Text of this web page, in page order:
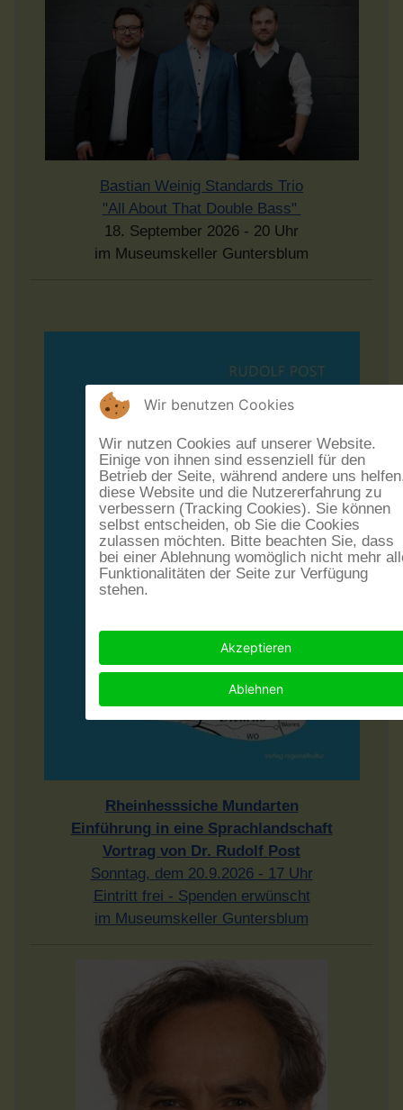
Bastian Weinig Standards Trio
"All About That Double Bass"
18. September 2026 - 20 Uhr
im Museumskeller Guntersblum
Rheinhesssiche Mundarten
Einführung in eine Sprachlandschaft
Vortrag von Dr. Rudolf Post
Sonntag, dem 20.9.2026 - 17 Uhr
Eintritt frei - Spenden erwünscht
im Museumskeller Guntersblum
Wir benutzen Cookies
Wir nutzen Cookies auf unserer Website.
Einige von ihnen sind essenziell für den
Betrieb der Seite, während andere uns
diese Website und die Nutzererfahrung zu
verbessern (Tracking Cookies). Sie können
selbst entscheiden, ob Sie die Cookies
zulassen möchten. Bitte beachten Sie, dass
bei einer Ablehnung womöglich nicht mehr
Funktionalitäten der Seite zur Verfügung
stehen.
Akzeptieren
Ablehnen